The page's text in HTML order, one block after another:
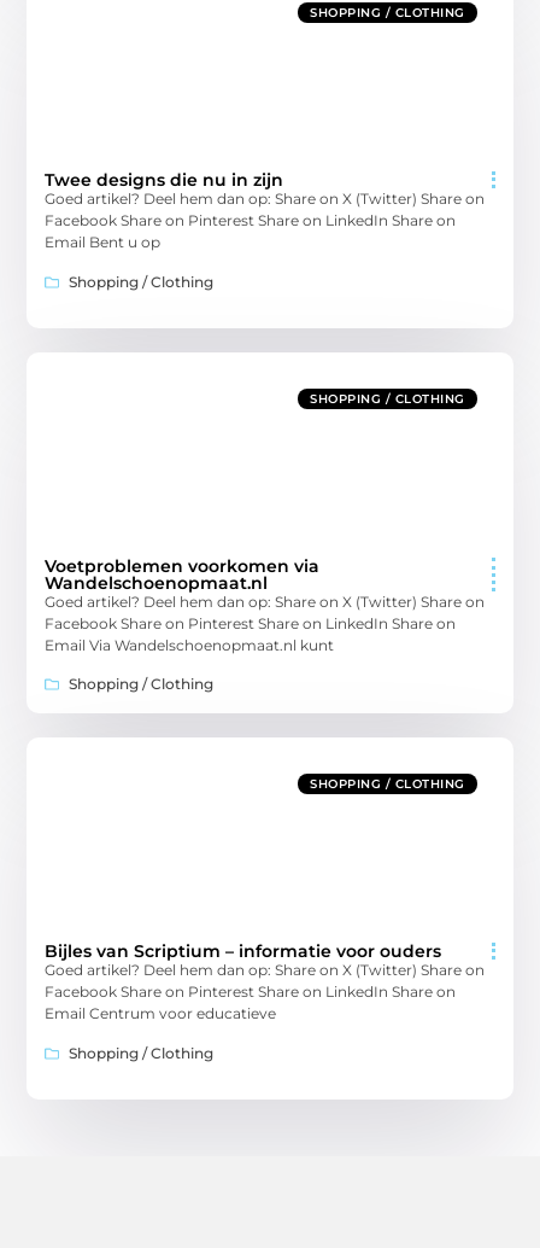
SHOPPING / CLOTHING
Twee designs die nu in zijn
Goed artikel? Deel hem dan op: Share on X (Twitter) Share on
Facebook Share on Pinterest Share on LinkedIn Share on
Email Bent u op
Shopping / Clothing
SHOPPING / CLOTHING
Voetproblemen voorkomen via
Wandelschoenopmaat.nl
Goed artikel? Deel hem dan op: Share on X (Twitter) Share on
Facebook Share on Pinterest Share on LinkedIn Share on
Email Via Wandelschoenopmaat.nl kunt
Shopping / Clothing
SHOPPING / CLOTHING
Bijles van Scriptium – informatie voor ouders
Goed artikel? Deel hem dan op: Share on X (Twitter) Share on
Facebook Share on Pinterest Share on LinkedIn Share on
Email Centrum voor educatieve
Shopping / Clothing